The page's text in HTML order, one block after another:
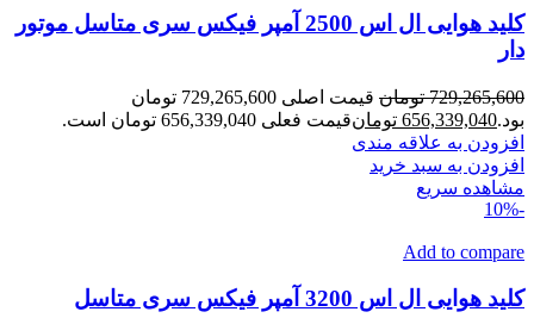
کلید هوایی ال اس 2500 آمپر فیکس سری متاسل موتور
دار
729,265,600 تومان
قیمت اصلی 729,265,600 تومان
بود.656,339,040 تومانقیمت فعلی 656,339,040 تومان است.
افزودن به علاقه مندی
افزودن به سبد خرید
مشاهده سریع
-10%
Add to compare
کلید هوایی ال اس 3200 آمپر فیکس سری متاسل